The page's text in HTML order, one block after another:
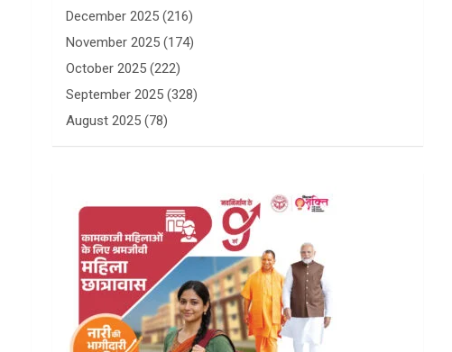
December 2025 (216)
November 2025 (174)
October 2025 (222)
September 2025 (328)
August 2025 (78)